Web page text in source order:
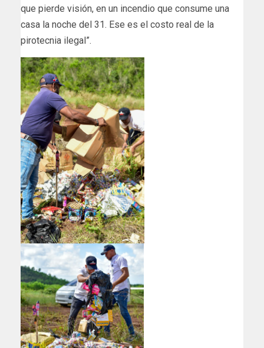
que pierde visión, en un incendio que consume una
casa la noche del 31. Ese es el costo real de la
pirotecnia ilegal”.